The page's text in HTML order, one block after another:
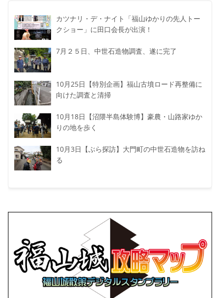
カツナリ・デ・ナイト「福山ゆかりの先人トー
クショー」に田口会長が出演！
7月２５日、中世石造物調査、遂に完了
10月25日【特別企画】福山古墳ロード再整備に
向けた調査と清掃
10月18日【沼隈半島体験博】豪農・山路家ゆか
りの地を歩く
10月3日【ぶら探訪】大門町の中世石造物を訪ね
る